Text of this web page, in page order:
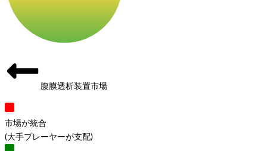
腹膜透析装置市場
市場が統合
(大手プレーヤーが支配)